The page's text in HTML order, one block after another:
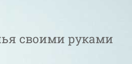
своими руками